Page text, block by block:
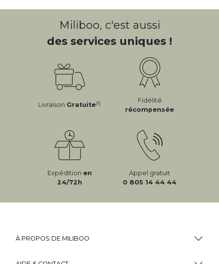
Miliboo, c'est aussi
des services uniques !
Livraison Gratuite(1)
Fidélité
récompensée
Expédition en
24/72h
Appel gratuit
0 805 14 44 44
À PROPOS DE MILIBOO